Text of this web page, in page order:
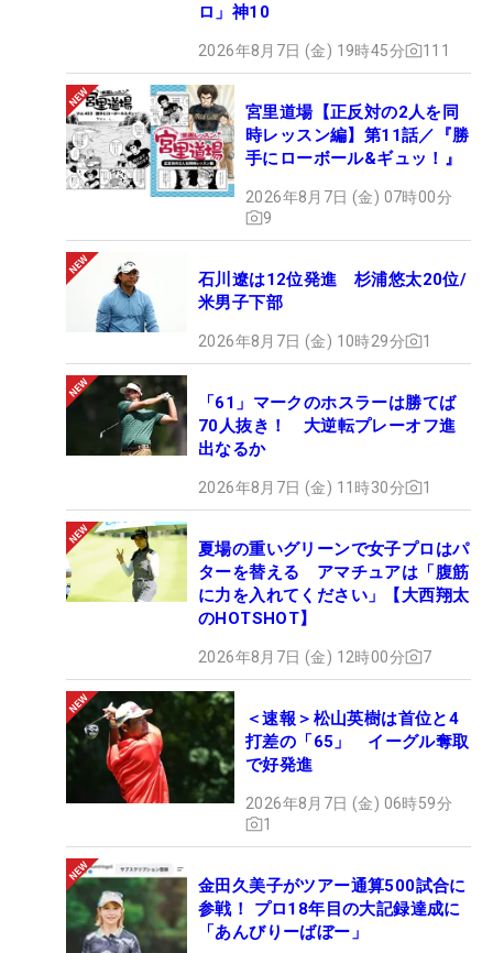
ロ」神10
2026年8月7日 (金) 19時45分 111
宮里道場【正反対の2人を同
時レッスン編】第11話／『勝
手にローボール&ギュッ！』
2026年8月7日 (金) 07時00分
9
石川遼は12位発進 杉浦悠太20位/
米男子下部
2026年8月7日 (金) 10時29分 1
「61」マークのホスラーは勝てば
70人抜き！ 大逆転プレーオフ進
出なるか
2026年8月7日 (金) 11時30分 1
夏場の重いグリーンで女子プロはパ
ターを替える アマチュアは「腹筋
に力を入れてください」【大西翔太
のHOTSHOT】
2026年8月7日 (金) 12時00分 7
＜速報＞松山英樹は首位と4
打差の「65」 イーグル奪取
で好発進
2026年8月7日 (金) 06時59分
1
金田久美子がツアー通算500試合に
参戦！ プロ18年目の大記録達成に
「あんびりーばぼー」